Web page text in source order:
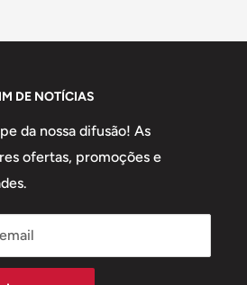
DE NOTÍCIAS
da nossa difusão! As
ofertas, promoções e